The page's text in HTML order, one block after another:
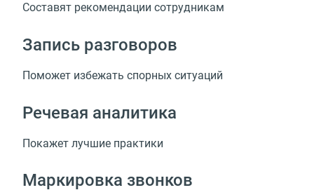
Составят рекомендации сотрудникам
Запись разговоров
Поможет избежать спорных ситуаций
Речевая аналитика
Покажет лучшие практики
Маркировка звонков